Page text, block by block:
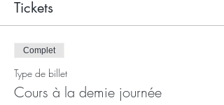
Tickets
Complet
Type de billet
Cours à la demie journée